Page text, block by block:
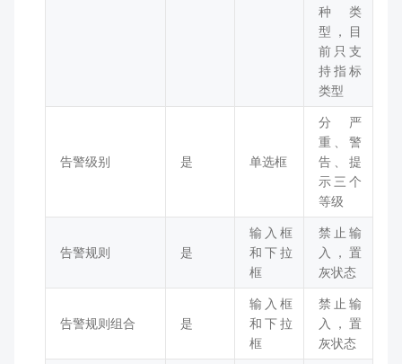
种类
型，目
前只支
持指标
类型
告警级别 是 单选框
分严
重、警
告、提
示三个
等级
告警规则 是
输入框
和下拉
框
禁止输
入，置
灰状态
告警规则组合 是
输入框
和下拉
框
禁止输
入，置
灰状态